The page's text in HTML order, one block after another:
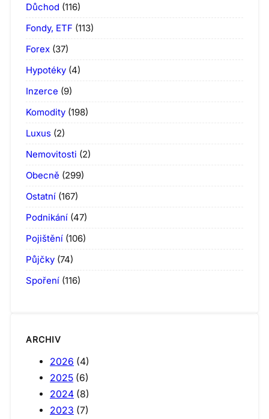
Důchod (116)
Fondy, ETF (113)
Forex (37)
Hypotéky (4)
Inzerce (9)
Komodity (198)
Luxus (2)
Nemovitosti (2)
Obecně (299)
Ostatní (167)
Podnikání (47)
Pojištění (106)
Půjčky (74)
Spoření (116)
ARCHIV
2026 (4)
2025 (6)
2024 (8)
2023 (7)